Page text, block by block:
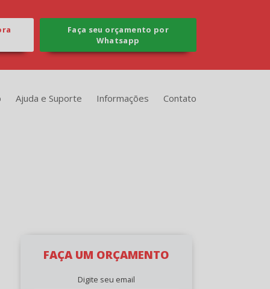
Faça seu orçamento por
Whatsapp
Ajuda e Suporte Informações Contato
FAÇA UM ORÇAMENTO
Digite seu email